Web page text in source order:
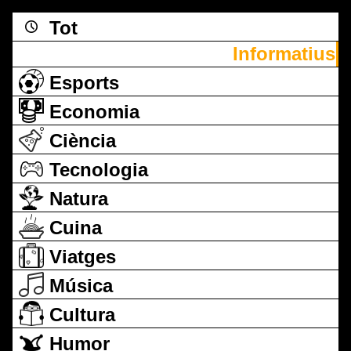
Tot
Informatius
Esports
Economia
Ciència
Tecnologia
Natura
Cuina
Viatges
Música
Cultura
Humor